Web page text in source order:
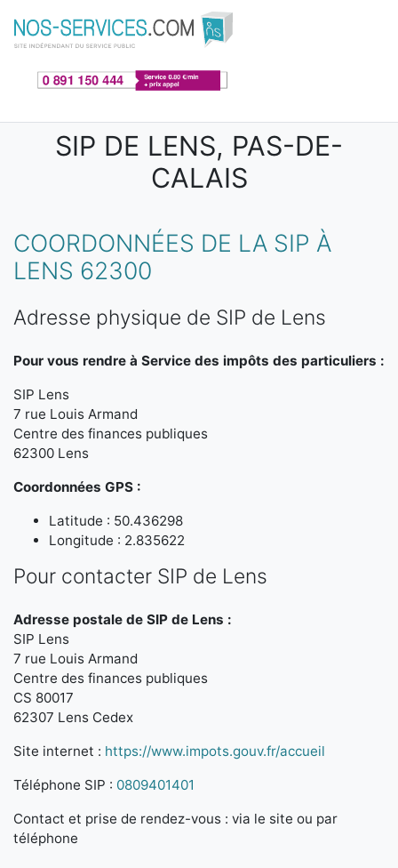
Aller au contenu principal
SIP DE LENS, PAS-DE-
CALAIS
COORDONNÉES DE LA SIP À
LENS 62300
Adresse physique de SIP de Lens
Pour vous rendre à Service des impôts des particuliers :
SIP Lens
7 rue Louis Armand
Centre des finances publiques
62300 Lens
Coordonnées GPS :
Latitude : 50.436298
Longitude : 2.835622
Pour contacter SIP de Lens
Adresse postale de SIP de Lens :
SIP Lens
7 rue Louis Armand
Centre des finances publiques
CS 80017
62307 Lens Cedex
Site internet : https://www.impots.gouv.fr/accueil
Téléphone SIP : 0809401401
Contact et prise de rendez-vous : via le site ou par
téléphone